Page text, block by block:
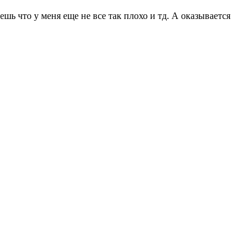
что у меня еще не все так плохо и тд. А оказывается